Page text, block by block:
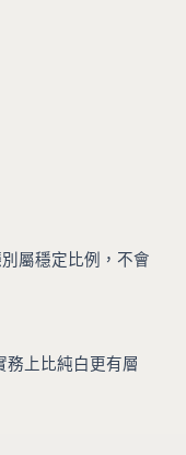
屬穩定比例，不會
務上比純白更有層